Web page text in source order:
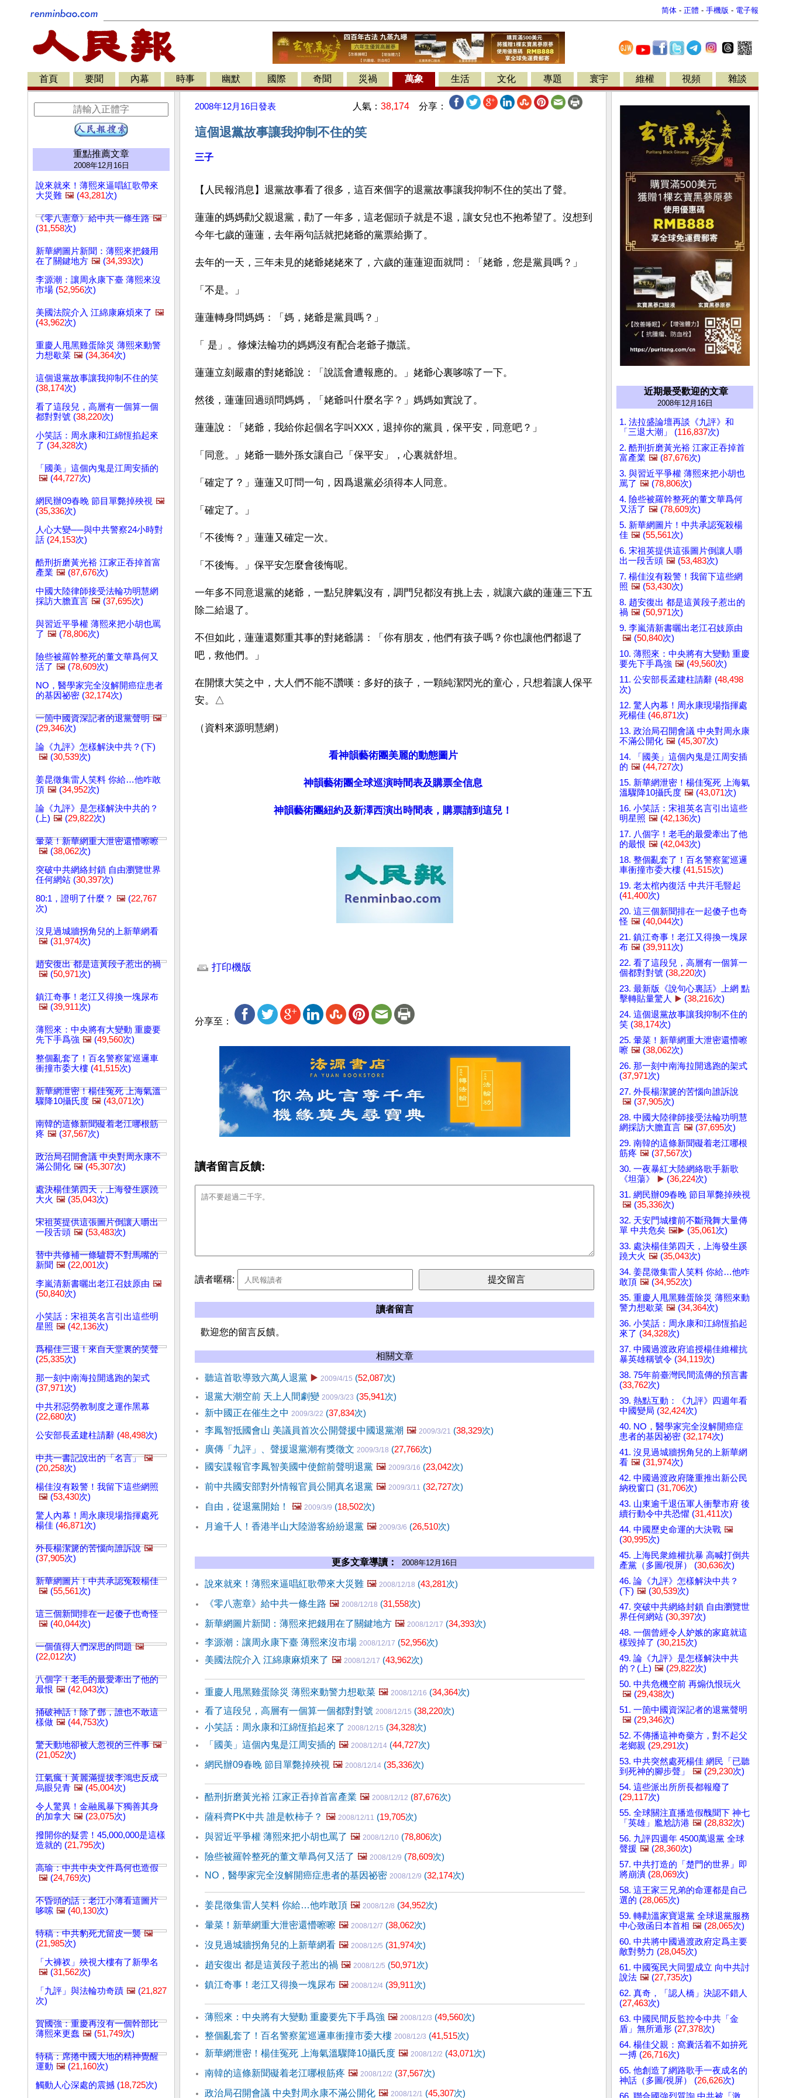
简体 - 正體 - 手機版 - 電子報
首頁 要聞 內幕 時事 幽默 國際 奇聞 災禍 萬象 生活 文化 專題 寰宇 維權 視頻 雜談
重點推薦文章
2008年12月16日
說來就來！薄熙來逼唱紅歌帶來
大災難 🖼️ (43,281次)
《零八憲章》給中共一條生路 🖼️
(31,558次)
新華網圖片新聞：薄熙來把錢用
在了關鍵地方 🖼️ (34,393次)
李源潮：讓周永康下臺 薄熙來沒
市場 (52,956次)
美國法院介入 江綿康麻煩來了 🖼️
(43,962次)
重慶人甩黑雞蛋除災 薄熙來動警
力想歇菜 🖼️ (34,364次)
這個退黨故事讓我抑制不住的笑
(38,174次)
看了這段兒，高層有一個算一個
都對對號 (38,220次)
小笑話：周永康和江綿恆掐起來
了 (34,328次)
「國美」這個內鬼是江周安插的
🖼️ (44,727次)
網民辦09春晚 節目單斃掉殃視 🖼️
(35,336次)
人心大變──與中共警察24小時對
話 (24,153次)
酷刑折磨黃光裕 江家正吞掉首富
產業 🖼️ (87,676次)
中國大陸律師接受法輪功明慧網
採訪大膽直言 🖼️ (37,695次)
與習近平爭權 薄熙來把小胡也罵
了 🖼️ (78,806次)
險些被羅幹整死的董文華爲何又
活了 🖼️ (78,609次)
NO，醫學家完全沒解開癌症患者
的基因祕密 (32,174次)
一箇中國資深記者的退黨聲明 🖼️
(29,346次)
論《九評》怎樣解決中共？(下)
🖼️ (30,539次)
姜昆徵集雷人笑料 你給…他咋敢
頂 🖼️ (34,952次)
論《九評》是怎樣解決中共的？
(上) 🖼️ (29,822次)
暈菜！新華網重大泄密還懵嚓嚓
🖼️ (38,062次)
突破中共網絡封鎖 自由瀏覽世界
任何網站 (30,397次)
80:1，證明了什麼？ 🖼️ (22,767
次)
沒見過城牆拐角兒的上新華網看
🖼️ (31,974次)
趙安復出 都是這黃段子惹出的禍
🖼️ (50,971次)
鎮江奇事！老江又得換一塊尿布
🖼️ (39,911次)
薄熙來：中央將有大變動 重慶要
先下手爲強 🖼️ (49,560次)
整個亂套了！百名警察駕巡邏車
衝撞市委大樓 (41,515次)
新華網泄密！楊佳冤死 上海氣溫
驟降10攝氏度 🖼️ (43,071次)
南韓的這條新聞礙着老江哪根筋
疼 🖼️ (37,567次)
政治局召開會議 中央對周永康不
滿公開化 🖼️ (45,307次)
處決楊佳第四天，上海發生蹊蹺
大火 🖼️ (35,043次)
宋祖英提供這張圖片倒讓人嚼出
一段舌頭 🖼️ (53,483次)
替中共修補一條驢脣不對馬嘴的
新聞 🖼️ (22,001次)
李嵐清新書曬出老江召妓原由 🖼️
(50,840次)
小笑話：宋祖英名言引出這些明
星照 🖼️ (42,136次)
爲楊佳三退！來自天堂裏的笑聲
(25,335次)
那一刻中南海拉開逃跑的架式
(37,971次)
中共邪惡勞教制度之運作黑幕
(22,680次)
公安部長孟建柱請辭 (48,498次)
中共一書記說出的「名言」 🖼️
(20,258次)
楊佳沒有殺警！我留下這些網照
🖼️ (53,430次)
驚人內幕！周永康現場指揮處死
楊佳 (46,871次)
外長楊潔篪的苦惱向誰訴說 🖼️
(37,905次)
新華網圖片！中共承認冤殺楊佳
🖼️ (55,561次)
這三個新聞排在一起傻子也奇怪
🖼️ (40,044次)
一個值得人們深思的問題 🖼️
(22,012次)
八個字！老毛的最愛牽出了他的
最恨 🖼️ (42,043次)
捅破神話！除了鄧，誰也不敢這
樣做 🖼️ (44,753次)
驚天動地卻被人忽視的三件事 🖼️
(21,052次)
江氣瘋！黃麗滿提拔李鴻忠反成
烏眼兒青 🖼️ (45,004次)
令人驚異！金融風暴下獨善其身
的加拿大 🖼️ (23,075次)
撥開你的疑雲！45,000,000是這樣
造就的 (21,795次)
高瑜：中共中央文件爲何也造假
🖼️ (24,769次)
不昏頭的話：老江小薄看這圖片
哆嗦 🖼️ (40,130次)
特稿：中共豹死尤留皮一襲 🖼️
(21,985次)
「大褲衩」殃視大樓有了新學名
🖼️ (31,562次)
「九評」與法輪功奇蹟 🖼️ (21,827
次)
賀國強：重慶再沒有一個幹部比
薄熙來更蠢 🖼️ (51,749次)
特稿：席捲中國大地的精神覺醒
運動 🖼️ (21,160次)
觸動人心深處的震撼 (18,725次)
2008年12月16日發表 人氣： 38,174 分享：
這個退黨故事讓我抑制不住的笑
三子
【人民報消息】退黨故事看了很多，這百來個字的退黨故事讓我抑制不住的笑出了聲。
蓮蓮的媽媽勸父親退黨，勸了一年多，這老倔頭子就是不退，讓女兒也不抱希望了。沒想到
今年七歲的蓮蓮，去年兩句話就把姥爺的黨票給撕了。
去年的一天，三年未見的姥爺姥姥來了，六歲的蓮蓮迎面就問：「姥爺，您是黨員嗎？」
「不是。」
蓮蓮轉身問媽媽：「媽，姥爺是黨員嗎？」
「 是」。修煉法輪功的媽媽沒有配合老爺子撒謊。
蓮蓮立刻嚴肅的對姥爺說：「說謊會遭報應的。」姥爺心裏哆嗦了一下。
然後，蓮蓮回過頭問媽媽，「姥爺叫什麼名字？」媽媽如實說了。
蓮蓮說：「姥爺，我給你起個名字叫XXX，退掉你的黨員，保平安，同意吧？」
「同意。」姥爺一聽外孫女讓自己「保平安」，心裏就舒坦。
「確定了？」蓮蓮又叮問一句，因爲退黨必須得本人同意。
「確定了。」
「不後悔？」蓮蓮又確定一次。
「不後悔。」保平安怎麼會後悔呢。
一年多不同意退黨的姥爺，一點兒脾氣沒有，調門兒都沒有挑上去，就讓六歲的蓮蓮三下五
除二給退了。
不但如此，蓮蓮還鄭重其事的對姥爺講：「你有朋友，他們有孩子嗎？你也讓他們都退了
吧，救他們。」
在開懷大笑之中，大人們不能不讚嘆：多好的孩子，一顆純潔閃光的童心，只想着讓人保平
安。△
（資料來源明慧網）
看神韻藝術團美麗的動態圖片
神韻藝術團全球巡演時間表及購票全信息
神韻藝術團紐約及新澤西演出時間表，購票請到這兒！
打印機版
分享至：
讀者留言反饋:
讀者暱稱:
讀者留言
歡迎您的留言反饋。
相關文章
聽這首歌導致六萬人退黨 ▶️ 2009/4/15 (52,087次)
退黨大潮空前 天上人間劇變 2009/3/23 (35,941次)
新中國正在催生之中 2009/3/22 (37,834次)
李鳳智抵國會山 美議員首次公開聲援中國退黨潮 🖼️ 2009/3/21 (38,329次)
廣傳「九評」、聲援退黨潮有獎徵文 2009/3/18 (27,766次)
國安諜報官李鳳智美國中使館前聲明退黨 🖼️ 2009/3/16 (23,042次)
前中共國安部對外情報官員公開真名退黨 🖼️ 2009/3/11 (32,727次)
自由，從退黨開始！
🖼️ 2009/3/9 (18,502次)
月逾千人！香港半山大陸游客紛紛退黨 🖼️ 2009/3/6 (26,510次)
更多文章導讀： 2008年12月16日
說來就來！薄熙來逼唱紅歌帶來大災難 🖼️ 2008/12/18 (43,281次)
《零八憲章》給中共一條生路 🖼️ 2008/12/18 (31,558次)
新華網圖片新聞：薄熙來把錢用在了關鍵地方 🖼️ 2008/12/17 (34,393次)
李源潮：讓周永康下臺 薄熙來沒市場 2008/12/17 (52,956次)
美國法院介入 江綿康麻煩來了 🖼️ 2008/12/17 (43,962次)
重慶人甩黑雞蛋除災 薄熙來動警力想歇菜 🖼️ 2008/12/16 (34,364次)
看了這段兒，高層有一個算一個都對對號 2008/12/15 (38,220次)
小笑話：周永康和江綿恆掐起來了 2008/12/15 (34,328次)
「國美」這個內鬼是江周安插的 🖼️ 2008/12/14 (44,727次)
網民辦09春晚 節目單斃掉殃視 🖼️ 2008/12/14 (35,336次)
酷刑折磨黃光裕 江家正吞掉首富產業 🖼️ 2008/12/12 (87,676次)
薩科齊PK中共 誰是軟柿子？ 🖼️ 2008/12/11 (19,705次)
與習近平爭權 薄熙來把小胡也罵了 🖼️ 2008/12/10 (78,806次)
險些被羅幹整死的董文華爲何又活了 🖼️ 2008/12/9 (78,609次)
NO，醫學家完全沒解開癌症患者的基因祕密 2008/12/9 (32,174次)
姜昆徵集雷人笑料 你給…他咋敢頂 🖼️ 2008/12/8 (34,952次)
暈菜！新華網重大泄密還懵嚓嚓 🖼️ 2008/12/7 (38,062次)
沒見過城牆拐角兒的上新華網看 🖼️ 2008/12/5 (31,974次)
趙安復出 都是這黃段子惹出的禍 🖼️ 2008/12/5 (50,971次)
鎮江奇事！老江又得換一塊尿布 🖼️ 2008/12/4 (39,911次)
薄熙來：中央將有大變動 重慶要先下手爲強 🖼️ 2008/12/3 (49,560次)
整個亂套了！百名警察駕巡邏車衝撞市委大樓 2008/12/3 (41,515次)
新華網泄密！楊佳冤死 上海氣溫驟降10攝氏度 🖼️ 2008/12/2 (43,071次)
南韓的這條新聞礙着老江哪根筋疼 🖼️ 2008/12/2 (37,567次)
政治局召開會議 中央對周永康不滿公開化 🖼️ 2008/12/1 (45,307次)
近期最受歡迎的文章
2008年12月16日
1. 法拉盛論壇再談《九評》和
「三退大潮」 (116,837次)
2. 酷刑折磨黃光裕 江家正吞掉首
富產業 🖼️ (87,676次)
3. 與習近平爭權 薄熙來把小胡也
罵了 🖼️ (78,806次)
4. 險些被羅幹整死的董文華爲何
又活了 🖼️ (78,609次)
5. 新華網圖片！中共承認冤殺楊
佳 🖼️ (55,561次)
6. 宋祖英提供這張圖片倒讓人嚼
出一段舌頭 🖼️ (53,483次)
7. 楊佳沒有殺警！我留下這些網
照 🖼️ (53,430次)
8. 趙安復出 都是這黃段子惹出的
禍 🖼️ (50,971次)
9. 李嵐清新書曬出老江召妓原由
🖼️ (50,840次)
10. 薄熙來：中央將有大變動 重慶
要先下手爲強 🖼️ (49,560次)
11. 公安部長孟建柱請辭 (48,498
次)
12. 驚人內幕！周永康現場指揮處
死楊佳 (46,871次)
13. 政治局召開會議 中央對周永康
不滿公開化 🖼️ (45,307次)
14. 「國美」這個內鬼是江周安插
的 🖼️ (44,727次)
15. 新華網泄密！楊佳冤死 上海氣
溫驟降10攝氏度 🖼️ (43,071次)
16. 小笑話：宋祖英名言引出這些
明星照 🖼️ (42,136次)
17. 八個字！老毛的最愛牽出了他
的最恨 🖼️ (42,043次)
18. 整個亂套了！百名警察駕巡邏
車衝撞市委大樓 (41,515次)
19. 老太棺內復活 中共汗毛豎起
(41,400次)
20. 這三個新聞排在一起傻子也奇
怪 🖼️ (40,044次)
21. 鎮江奇事！老江又得換一塊尿
布 🖼️ (39,911次)
22. 看了這段兒，高層有一個算一
個都對對號 (38,220次)
23. 最新版《說句心裏話》上網 點
擊轉貼量驚人 ▶️ (38,216次)
24. 這個退黨故事讓我抑制不住的
笑 (38,174次)
25. 暈菜！新華網重大泄密還懵嚓
嚓 🖼️ (38,062次)
26. 那一刻中南海拉開逃跑的架式
(37,971次)
27. 外長楊潔篪的苦惱向誰訴說
🖼️ (37,905次)
28. 中國大陸律師接受法輪功明慧
網採訪大膽直言 🖼️ (37,695次)
29. 南韓的這條新聞礙着老江哪根
筋疼 🖼️ (37,567次)
30. 一夜暴紅大陸網絡歌手新歌
《坦蕩》
▶️ (36,224次)
31. 網民辦09春晚 節目單斃掉殃視
🖼️ (35,336次)
32. 天安門城樓前不斷飛舞大量傳
單 中共危矣 🖼️▶️ (35,061次)
33. 處決楊佳第四天，上海發生蹊
蹺大火 🖼️ (35,043次)
34. 姜昆徵集雷人笑料 你給…他咋
敢頂 🖼️ (34,952次)
35. 重慶人甩黑雞蛋除災 薄熙來動
警力想歇菜 🖼️ (34,364次)
36. 小笑話：周永康和江綿恆掐起
來了 (34,328次)
37. 中國過渡政府追授楊佳維權抗
暴英雄稱號令 (34,119次)
38. 75年前臺灣民間流傳的預言書
(33,762次)
39. 熱點互動：《九評》四週年看
中國變局 (32,424次)
40. NO，醫學家完全沒解開癌症
患者的基因祕密 (32,174次)
41. 沒見過城牆拐角兒的上新華網
看 🖼️ (31,974次)
42. 中國過渡政府隆重推出新公民
納稅窗口 (31,706次)
43. 山東逾千退伍軍人衝擊市府 後
續行動令中共恐懼 (31,411次)
44. 中國歷史命運的大決戰 🖼️
(30,995次)
45. 上海民衆維權抗暴 高喊打倒共
產黨（多圖/視屏） (30,636次)
46. 論《九評》怎樣解決中共？
(下) 🖼️ (30,539次)
47. 突破中共網絡封鎖 自由瀏覽世
界任何網站 (30,397次)
48. 一個曾經令人妒嫉的家庭就這
樣毀掉了 (30,215次)
49. 論《九評》是怎樣解決中共
的？(上) 🖼️ (29,822次)
50. 中共危機空前 再煽仇恨玩火
🖼️ (29,438次)
51. 一箇中國資深記者的退黨聲明
🖼️ (29,346次)
52. 不傳播這神奇藥方，對不起父
老鄉親 (29,291次)
53. 中共突然處死楊佳 網民「已聽
到死神的腳步聲」
🖼️ (29,230次)
54. 這些派出所所長都報廢了
(29,117次)
55. 全球關注直播造假醜聞下 神七
「英雄」尷尬訪港 🖼️ (28,832次)
56. 九評四週年 4500萬退黨 全球
聲援 🖼️ (28,360次)
57. 中共打造的「楚門的世界」即
將崩潰 (28,069次)
58. 這王家三兄弟的命運都是自己
選的 (28,065次)
59. 轉勸溫家寶退黨 全球退黨服務
中心致函日本首相 🖼️ (28,065次)
60. 中共將中國過渡政府定爲主要
敵對勢力 (28,045次)
61. 中國冤民大同盟成立 向中共討
說法 🖼️ (27,735次)
62. 真奇，「認人橋」決認不錯人
(27,463次)
63. 中國民間反監控令中共「金
盾」無所遁形 (27,378次)
64. 楊佳父親：窩囊活着不如拚死
一搏 (26,716次)
65. 他創造了網路歌手一夜成名的
神話（多圖/視屏） (26,626次)
66. 聯合國強烈質詢 中共被「激